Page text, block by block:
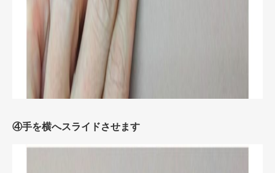
④手を横へスライドさせます